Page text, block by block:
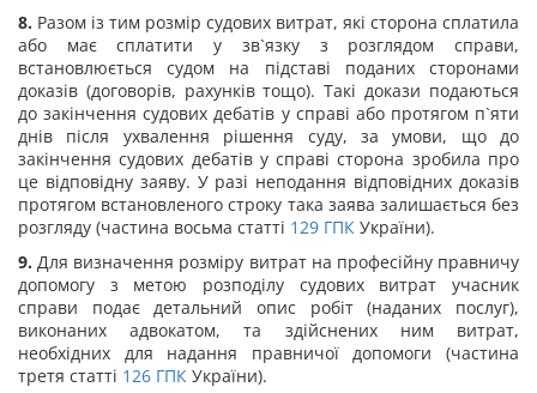
8. Разом із тим розмір судових витрат, які сторона сплатила
або має сплатити у зв`язку з розглядом справи,
встановлюється судом на підставі поданих сторонами
доказів (договорів, рахунків тощо). Такі докази подаються
до закінчення судових дебатів у справі або протягом п`яти
днів після ухвалення рішення суду, за умови, що до
закінчення судових дебатів у справі сторона зробила про
це відповідну заяву. У разі неподання відповідних доказів
протягом встановленого строку така заява залишається без
розгляду (частина восьма статті 129 ГПК України).
9.Для визначення розміру витрат на професійну правничу
допомогу з метою розподілу судових витрат учасник
справи подає детальний опис робіт (наданих послуг),
виконаних адвокатом, та здійснених ним витрат,
необхідних для надання правничої допомоги (частина
третя статті 126 ГПК України).